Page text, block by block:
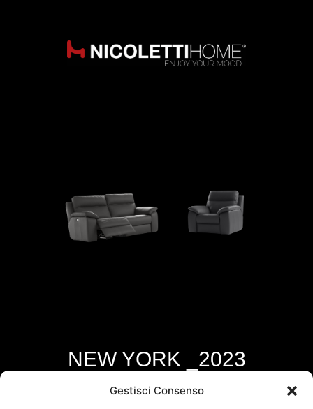
Gestisci Consenso
NEW YORK _2023